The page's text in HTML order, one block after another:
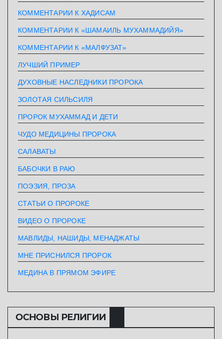
КОММЕНТАРИИ К ХАДИСАМ
КОММЕНТАРИИ К «ШАМАИЛЬ МУХАММАДИЙЯ»
КОММЕНТАРИИ К «МАЛФУЗАТ»
ЛУЧШИЙ ПРИМЕР
ДУХОВНЫЕ НАСЛЕДНИКИ ПРОРОКА
ЗОЛОТАЯ СИЛЬСИЛЯ
ПРОРОК МУХАММАД И ДЕТИ
ЧУДО МЕДИЦИНЫ ПРОРОКА
САЛАВАТЫ
БАБОЧКИ В РАЮ
ПОЭЗИЯ, ПРОЗА
СТАТЬИ О ПРОРОКЕ
ВИДЕО О ПРОРОКЕ
МАВЛИДЫ, НАШИДЫ, МЕНАДЖАТЫ
МНЕ ПРИСНИЛСЯ ПРОРОК
МЕДИНА В ПРЯМОМ ЭФИРЕ
ОСНОВЫ РЕЛИГИИ